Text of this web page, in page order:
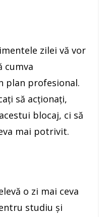
zilei vă vor
cumva
plan profesional.
să acţionaţi,
blocaj, ci să
mai potrivit.
o zi mai ceva
studiu şi